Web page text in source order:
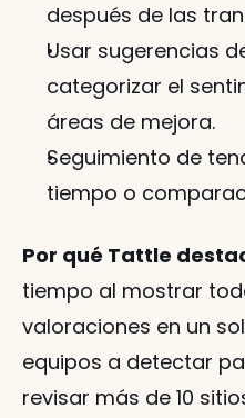
después de las
Usar sugerencias
categorizar el
áreas de mejora.
Seguimiento de
tiempo o
Por qué Tattle
tiempo al mostrar
valoraciones en un
equipos a detectar
revisar más de 10